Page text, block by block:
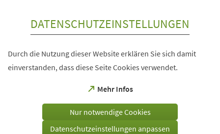
DATENSCHUTZEINSTELLUNGEN
Durch die Nutzung dieser Website erklären Sie sich damit
einverstanden, dass diese Seite Cookies verwendet.
Mehr Infos
(Öffnet
einem
Tab)
Nur notwendige Cookies
Datenschutzeinstellungen anpassen